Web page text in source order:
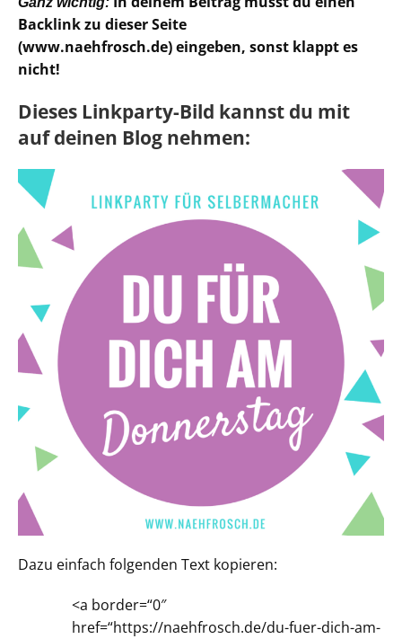
Backlink zu dieser Seite
(www.naehfrosch.de) eingeben, sonst klappt es
nicht!
Dieses Linkparty-Bild kannst du mit
auf deinen Blog nehmen:
Dazu einfach folgenden Text kopieren:
<a border=“0″
href=“https://naehfrosch.de/du-fuer-dich-am-